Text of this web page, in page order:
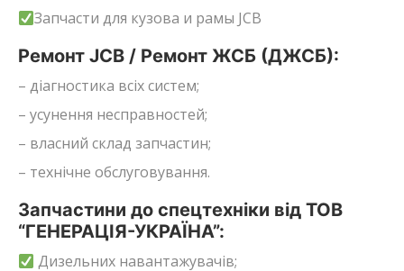
Запчасти для кузова и рамы JCB
Ремонт JCB / Ремонт ЖСБ (ДЖСБ):
– діагностика всіх систем;
– усунення несправностей;
– власний склад запчастин;
– технічне обслуговування.
Запчастини до спецтехніки від ТОВ
“ГЕНЕРАЦІЯ-УКРАЇНА”:
Дизельних навантажувачів;